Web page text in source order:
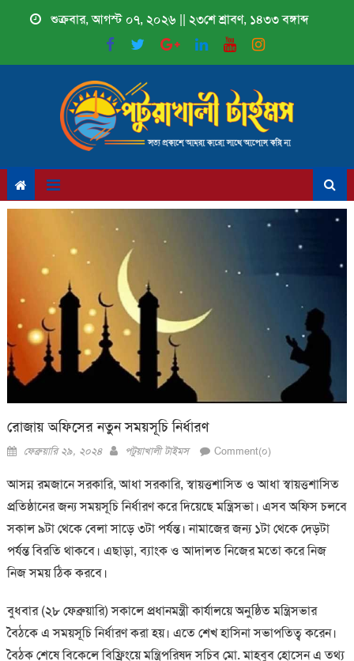
শুক্রবার, আগস্ট ০৭, ২০২৬ || ২৩শে শ্রাবণ, ১৪৩৩ বঙ্গাব্দ
রোজায় অফিসের নতুন সময়সূচি নির্ধারণ
Posted
ফেব্রুয়ারি ২৯, ২০২৪ Author
পটুয়াখালী টাইমস Comment(০)
আসন্ন রমজানে সরকারি, আধা সরকারি, স্বায়ত্তশাসিত ও আধা স্বায়ত্তশাসিত
প্রতিষ্ঠানের জন্য সময়সূচি নির্ধারণ করে দিয়েছে মন্ত্রিসভা। এসব অফিস চলবে
সকাল ৯টা থেকে বেলা সাড়ে ৩টা পর্যন্ত। নামাজের জন্য ১টা থেকে দেড়টা
পর্যন্ত বিরতি থাকবে। এছাড়া, ব্যাংক ও আদালত নিজের মতো করে নিজ
নিজ সময় ঠিক করবে।
বুধবার (২৮ ফেব্রুয়ারি) সকালে প্রধানমন্ত্রী কার্যালয়ে অনুষ্ঠিত মন্ত্রিসভার
বৈঠকে এ সময়সূচি নির্ধারণ করা হয়। এতে শেখ হাসিনা সভাপতিত্ব করেন।
বৈঠক শেষে বিকেলে বিফ্রিংয়ে মন্ত্রিপরিষদ সচিব মো. মাহবুব হোসেন এ তথ্য